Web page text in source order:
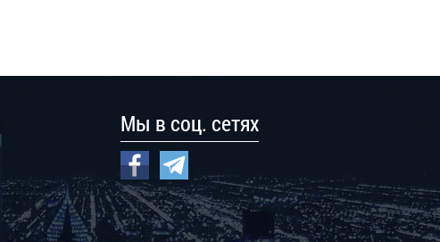
Мы в соц. сетях